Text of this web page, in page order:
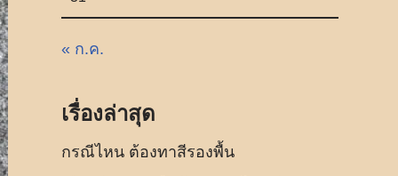
« ก.ค.
เรื่องล่าสุด
กรณีไหน ต้องทาสีรองพื้น